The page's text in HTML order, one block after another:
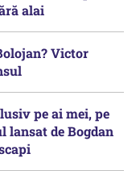
alai
Victor
pe ai mei, pe
lansat de Bogdan